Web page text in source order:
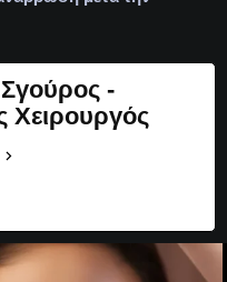
-
Χειρουργός